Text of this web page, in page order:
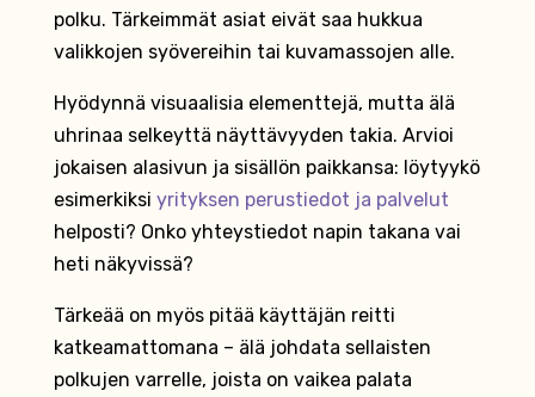
polku. Tärkeimmät asiat eivät saa hukkua
valikkojen syövereihin tai kuvamassojen alle.
Hyödynnä visuaalisia elementtejä, mutta älä
uhrinaa selkeyttä näyttävyyden takia. Arvioi
jokaisen alasivun ja sisällön paikkansa: löytyykö
esimerkiksi yrityksen perustiedot ja palvelut
helposti? Onko yhteystiedot napin takana vai
heti näkyvissä?
Tärkeää on myös pitää käyttäjän reitti
katkeamattomana – älä johdata sellaisten
polkujen varrelle, joista on vaikea palata